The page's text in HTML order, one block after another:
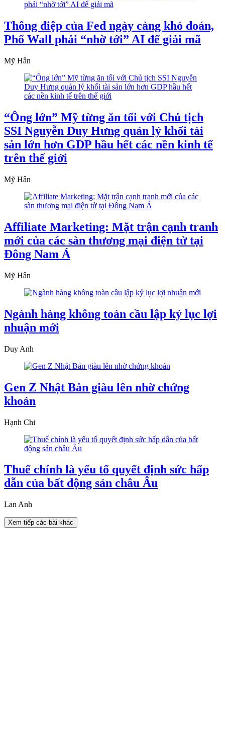
Thông điệp của Fed ngày càng khó đoán,
Phố Wall phải “nhờ tới” AI để giải mã
Mỹ Hân
“Ông lớn” Mỹ từng ăn tối với Chủ tịch
SSI Nguyễn Duy Hưng quản lý khối tài
sản lớn hơn GDP hầu hết các nền kinh tế
trên thế giới
Mỹ Hân
Affiliate Marketing: Mặt trận cạnh tranh
mới của các sàn thương mại điện tử tại
Đông Nam Á
Mỹ Hân
Ngành hàng không toàn cầu lập kỷ lục lợi
nhuận mới
Duy Anh
Gen Z Nhật Bản giàu lên nhờ chứng
khoán
Hạnh Chi
Thuế chính là yếu tố quyết định sức hấp
dẫn của bất động sản châu Âu
Lan Anh
Xem tiếp các bài khác